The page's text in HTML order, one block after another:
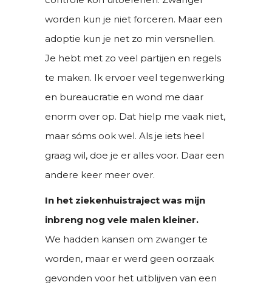
worden kun je niet forceren. Maar een
adoptie kun je net zo min versnellen.
Je hebt met zo veel partijen en regels
te maken. Ik ervoer veel tegenwerking
en bureaucratie en wond me daar
enorm over op. Dat hielp me vaak niet,
maar sóms ook wel. Als je iets heel
graag wil, doe je er alles voor. Daar een
andere keer meer over.
In het ziekenhuistraject was mijn
inbreng nog vele malen kleiner.
We hadden kansen om zwanger te
worden, maar er werd geen oorzaak
gevonden voor het uitblijven van een